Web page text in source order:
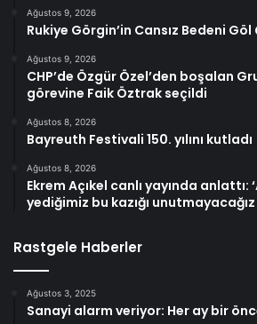
Ağustos 9, 2026
Rukiye Görgin’in Cansız Bedeni
Ağustos 9, 2026
CHP’de Özgür Özel’den boşalan
görevine Faik Öztrak seçildi
Ağustos 8, 2026
Bayreuth Festivali 150. yılını kutladı
Ağustos 8, 2026
Ekrem Açıkel canlı yayında anlattı:
yediğimiz bu kazığı unutmayacağız
Rastgele Haberler
Ağustos 3, 2025
Sanayi alarm veriyor: Her ay bir